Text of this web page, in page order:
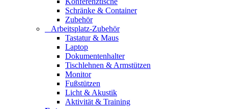
Schränke & Container
Zubehör
Arbeitsplatz-Zubehör
Tastatur & Maus
Laptop
Dokumentenhalter
Tischlehnen & Armstützen
Monitor
Fußstützen
Licht & Akustik
Aktivität & Training